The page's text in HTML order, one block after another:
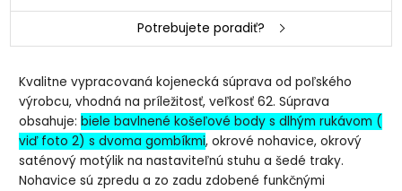
Potrebujete poradiť?
Kvalitne vypracovaná kojenecká súprava od poľského
výrobcu, vhodná na príležitosť, veľkosť 62. Súprava
obsahuje:biele bavlnené košeľové body s dlhým rukávom (
viď foto 2) s dvoma gombíkmi, okrové nohavice, okrový
saténový motýlik na nastaviteľnú stuhu a šedé traky.
Nohavice sú zpredu a zo zadu zdobené funkčnými